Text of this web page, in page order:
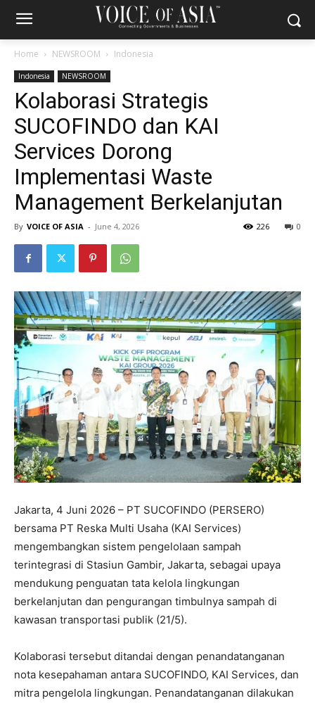
Home NEWSROOM Indonesia
Indonesia NEWSROOM
Kolaborasi Strategis
SUCOFINDO dan KAI
Services Dorong
Implementasi Waste
Management Berkelanjutan
By VOICE OF ASIA - June 4, 2026 0
226
Jakarta, 4 Juni 2026 – PT SUCOFINDO (PERSERO)
bersama PT Reska Multi Usaha (KAI Services)
mengembangkan sistem pengelolaan sampah
terintegrasi di Stasiun Gambir, Jakarta, sebagai upaya
mendukung penguatan tata kelola lingkungan
berkelanjutan dan pengurangan timbulnya sampah di
kawasan transportasi publik (21/5).
Kolaborasi tersebut ditandai dengan penandatanganan
nota kesepahaman antara SUCOFINDO, KAI Services, dan
mitra pengelola lingkungan. Penandatanganan dilakukan